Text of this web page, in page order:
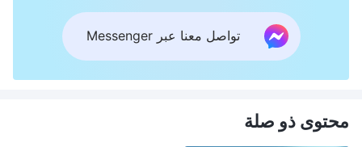
تواصل معنا عبر Messenger
محتوى ذو صلة